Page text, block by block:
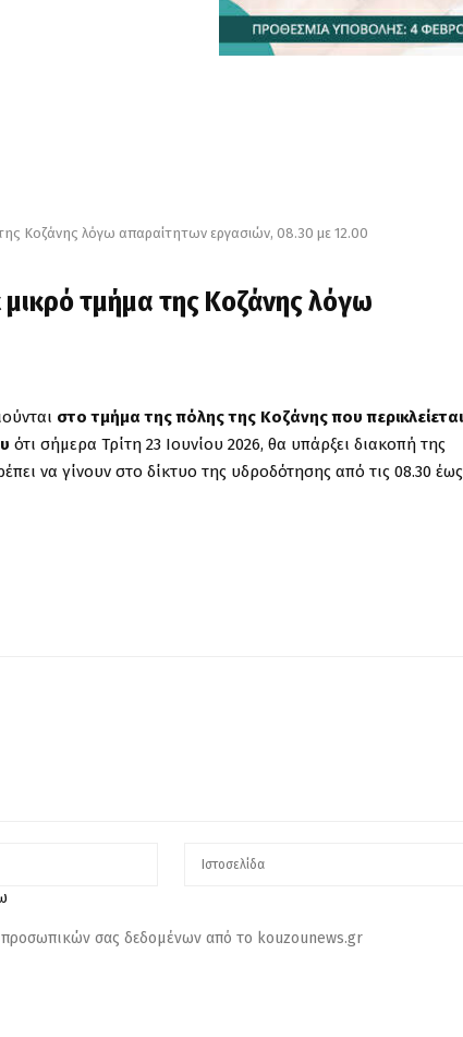
Κοζάνης λόγω απαραίτητων εργασιών, 08.30 με 12.00
μικρό τμήμα της Κοζάνης λόγω
στο τμήμα της πόλης της Κοζάνης που
ότι σήμερα Τρίτη 23 Ιουνίου 2026, θα υπάρξει διακοπή της
να γίνουν στο δίκτυο της υδροδότησης από τις 08.30 έως
σας δεδομένων από το kouzounews.gr